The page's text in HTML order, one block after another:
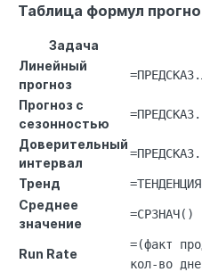
Таблица формул
Задача
Линейный
прогноз
Прогноз с
сезонностью
Доверительный
интервал
Тренд
Среднее
значение
=СРЗНАЧ()
Run Rate
=(факт
кол-во